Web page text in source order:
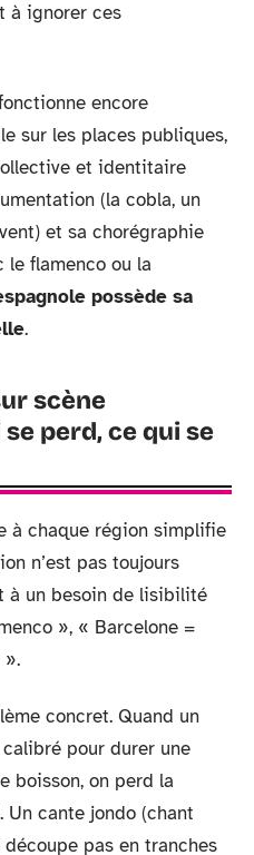
à ignorer ces
encore
sur les places publiques,
et identitaire
(la cobla, un
et sa chorégraphie
le flamenco ou la
possède sa
.
scène
perd, ce qui se
à chaque région simplifie
n’est pas toujours
à un besoin de lisibilité
», « Barcelone =
».
concret. Quand un
pour durer une
boisson, on perd la
Un cante jondo (chant
pas en tranches